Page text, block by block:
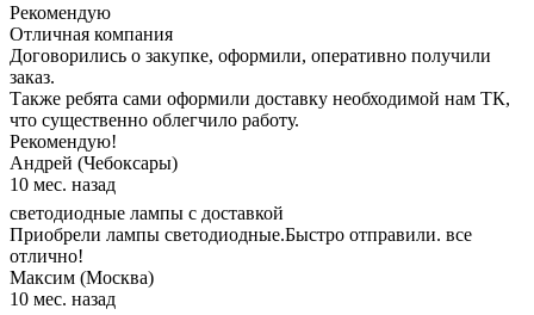
Рекомендую
Отличная компания
Договорились о закупке, оформили, оперативно получили
заказ.
Также ребята сами оформили доставку необходимой нам ТК,
что существенно облегчило работу.
Рекомендую!
Андрей (Чебоксары)
10 мес. назад
светодиодные лампы с доставкой
Приобрели лампы светодиодные.Быстро отправили. все
отлично!
Максим (Москва)
10 мес. назад